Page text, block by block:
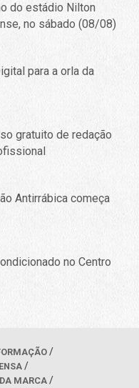
do estádio Nilton
no sábado (08/08)
para a orla da
gratuito de redação
Antirrábica começa
no Centro
MARCA